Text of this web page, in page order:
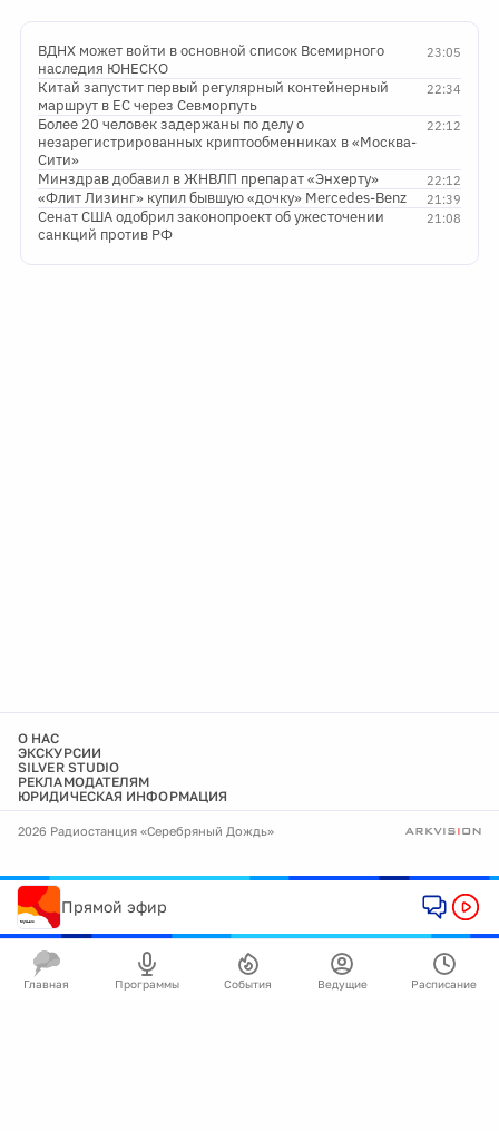
23:05
ВДНХ может войти в основной список Всемирного
наследия ЮНЕСКО
22:34
Китай запустит первый регулярный контейнерный
маршрут в ЕС через Севморпуть
22:12
Более 20 человек задержаны по делу о
незарегистрированных криптообменниках в «Москва-
Сити»
22:12
Минздрав добавил в ЖНВЛП препарат «Энхерту»
21:39
«Флит Лизинг» купил бывшую «дочку» Mercedes-Benz
21:08
Сенат США одобрил законопроект об ужесточении
санкций против РФ
О НАС
ЭКСКУРСИИ
SILVER STUDIO
РЕКЛАМОДАТЕЛЯМ
ЮРИДИЧЕСКАЯ ИНФОРМАЦИЯ
2026 Радиостанция «Серебряный Дождь»
Прямой эфир
Главная Программы События Ведущие Расписание